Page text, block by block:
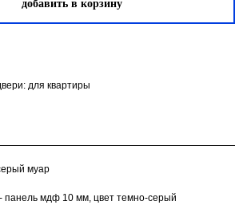
добавить в корзину
для квартиры
муар
- панель мдф 10 мм, цвет темно-серый